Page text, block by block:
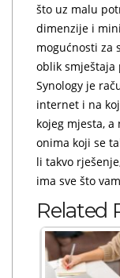
što uz malu
dimenzije i
mogućnosti za
oblik smještaja
Synology je
internet i na
kojeg mjesta,
onima koji se
li takvo
ima sve što
Related